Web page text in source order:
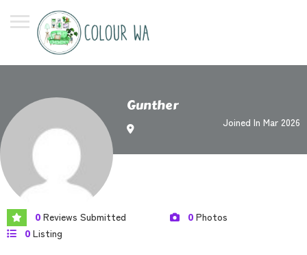
Gunther
Joined In Mar 2026
0 Reviews Submitted 0 Photos
0 Listing